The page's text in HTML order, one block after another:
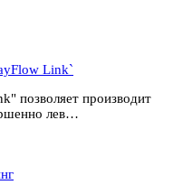
Link`
позволяет производит
лев…